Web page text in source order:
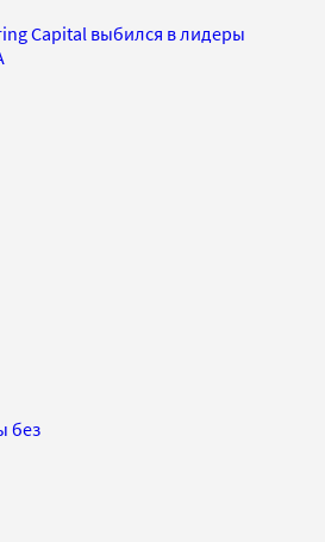
Capital выбился в лидеры
без